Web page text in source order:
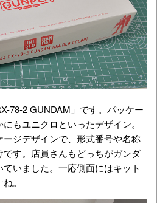
78-2 GUNDAM」です。パッケー
もユニクロといったデザイン。
ジデザインで、形式番号や名称
す。店員さんもどっちがガンダ
いました。一応側面にはキット
。